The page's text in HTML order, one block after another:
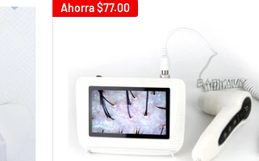
Ahorra$77.00